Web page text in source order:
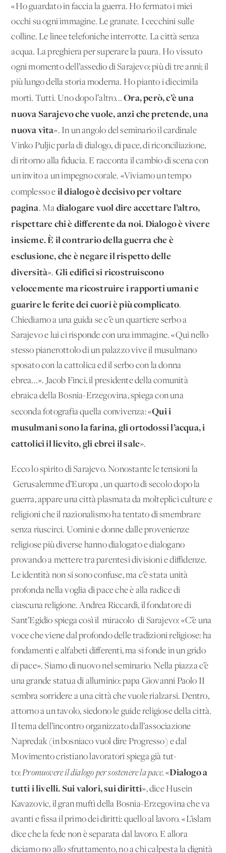
«Ho guardato in faccia la guerra. Ho fermato i miei
occhi su ogni immagine. Le granate. I cecchini sulle
colline. Le linee telefoniche interrotte. La città senza
acqua. La preghiera per superare la paura. Ho vissuto
ogni momento dell’assedio di Sarajevo: più di tre anni; il
più lungo della storia moderna. Ho pianto i diecimila
morti. Tutti. Uno dopo l’altro...Ora, però, c’è una
nuova Sarajevo che vuole, anzi che pretende, una
nuova vita». In un angolo del seminario il cardinale
Vinko Puljic parla di dialogo, di pace, di riconciliazione,
di ritorno alla fiducia. E racconta il cambio di scena con
un invito a un impegno corale. «Viviamo un tempo
complesso e il dialogo è decisivo per voltare
pagina. Ma dialogare vuol dire accettare l’altro,
rispettare chi è differente da noi. Dialogo è vivere
insieme. È il contrario della guerra che è
esclusione, che è negare il rispetto delle
diversità». Gli edifici si ricostruiscono
velocemente ma ricostruire i rapporti umani e
guarire le ferite dei cuori è più complicato.
Chiediamo a una guida se c’è un quartiere serbo a
Sarajevo e lui ci risponde con una immagine. «Qui nello
stesso pianerottolo di un palazzo vive il musulmano
sposato con la cattolica ed il serbo con la donna
ebrea...». Jacob Finci, il presidente della comunità
ebraica della Bosnia-Erzegovina, spiega con una
seconda fotografia quella convivenza: «Qui i
musulmani sono la farina, gli ortodossi l’acqua, i
cattolici il lievito, gli ebrei il sale».
Ecco lo spirito di Sarajevo. Nonostante le tensioni la
'Gerusalemme d’Europa', un quarto di secolo dopo la
guerra, appare una città plasmata da molteplici culture e
religioni che il nazionalismo ha tentato di smembrare
senza riuscirci. Uomini e donne dalle provenienze
religiose più diverse hanno dialogato e dialogano
provando a mettere tra parentesi divisioni e diffidenze.
Le identità non si sono confuse, ma c’è stata unità
profonda nella voglia di pace che è alla radice di
ciascuna religione. Andrea Riccardi, il fondatore di
Sant’Egidio spiega così il 'miracolo' di Sarajevo: «C’è una
voce che viene dal profondo delle tradizioni religiose: ha
fondamenti e alfabeti differenti, ma si fonde in un grido
di pace». Siamo di nuovo nel seminario. Nella piazza c’è
una grande statua di alluminio: papa Giovanni Paolo II
sembra sorridere a una città che vuole rialzarsi. Dentro,
attorno a un tavolo, siedono le guide religiose della città.
Il tema dell’incontro organizzato dall’associazione
Napredak (in bosniaco vuol dire Progresso) e dal
Movimento cristiano lavoratori spiega già tut-
to:Promuovere il dialogo per sostenere la pace. «Dialogo a
tutti i livelli. Sui valori, sui diritti», dice Husein
Kavazovic, il gran muftì della Bosnia-Erzegovina che va
avanti e fissa il primo dei diritti: quello al lavoro. «L’islam
dice che la fede non è separata dal lavoro. E allora
diciamo no allo sfruttamento, no a chi calpesta la dignità